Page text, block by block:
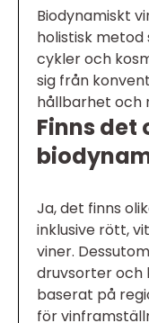
Biodynamiskt
holistisk
cykler och
sig från
hållbarhet och
Finns det
Ja, det finns
inklusive rött,
viner.
druvsorter och
baserat på
för